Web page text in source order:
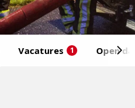
Vacatures 1 Open